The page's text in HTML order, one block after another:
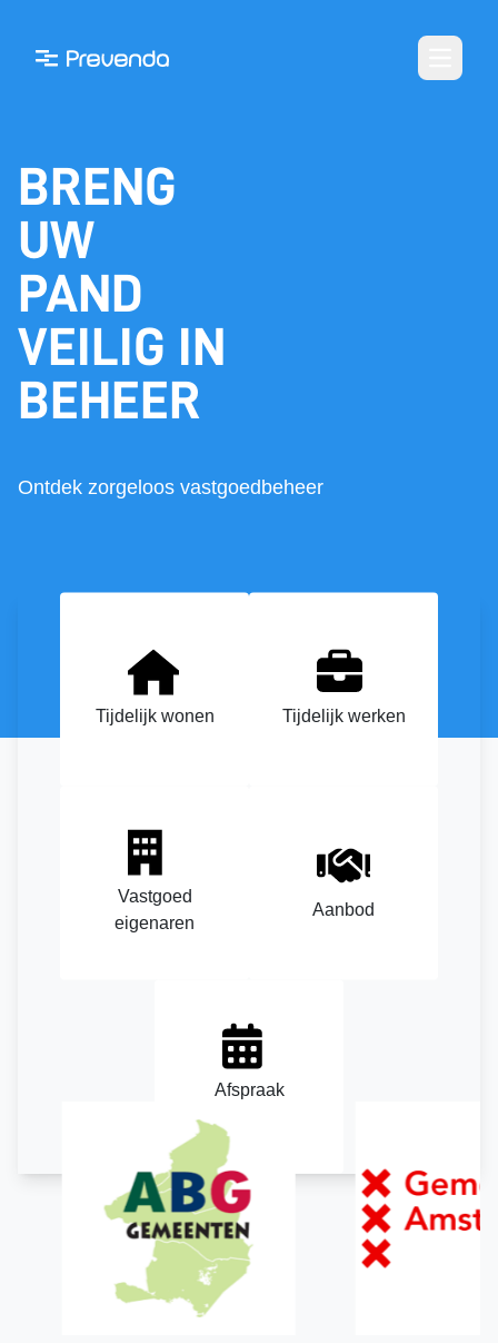
BRENG
UW
PAND
VEILIG IN
BEHEER
Ontdek zorgeloos vastgoedbeheer
Tijdelijk wonen Tijdelijk werken
Vastgoed
eigenaren
Aanbod
Afspraak